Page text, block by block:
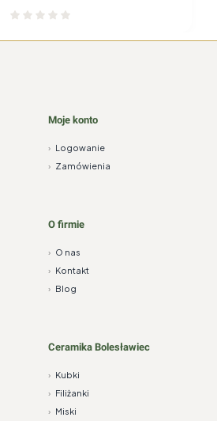
Moje konto
› Logowanie
› Zamówienia
O firmie
› O nas
› Kontakt
› Blog
Ceramika Bolesławiec
› Kubki
› Filiżanki
› Miski